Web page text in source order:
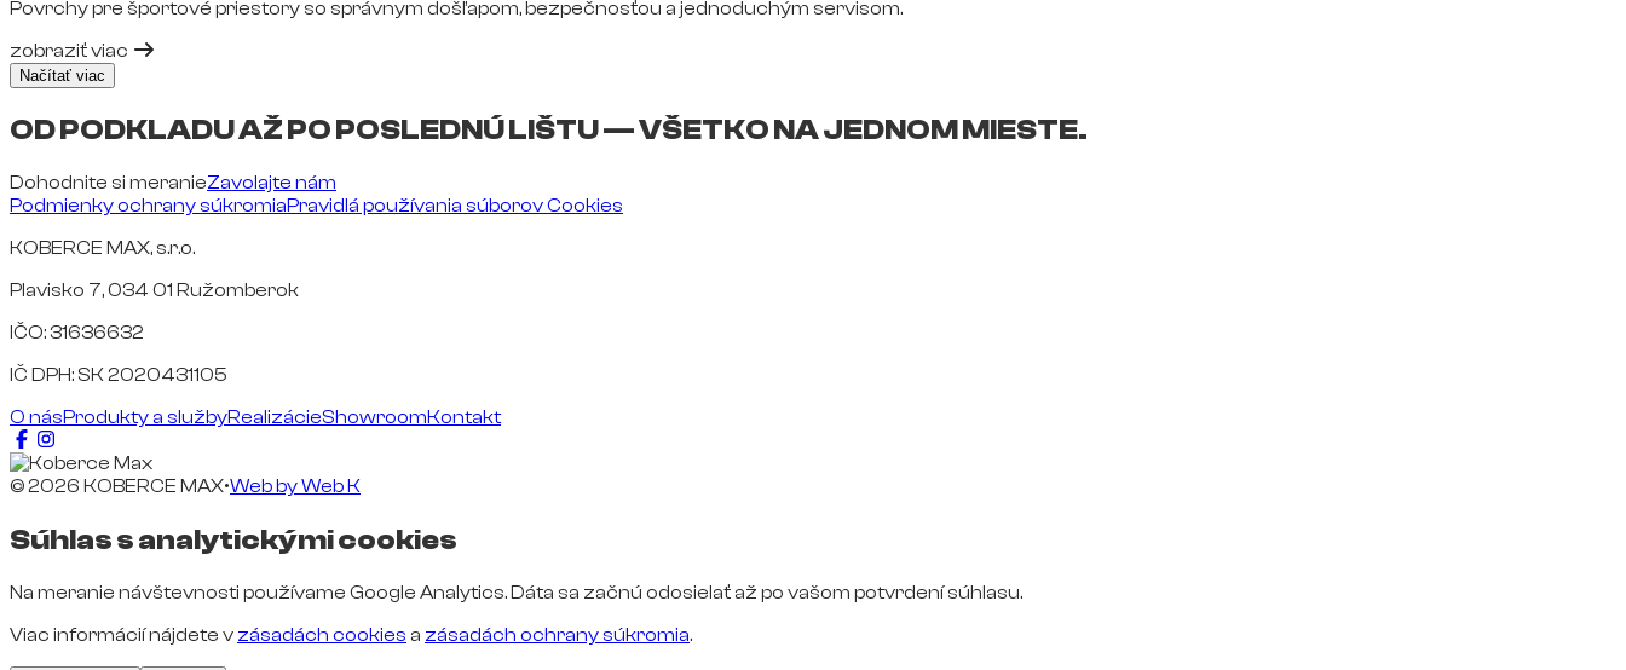
Povrchy pre športové priestory so správnym došľapom, bezpečnosťou a jednoduchým servisom.
zobraziť viac
Načítať viac
OD PODKLADU AŽ PO POSLEDNÚ LIŠTU — VŠETKO NA JEDNOM MIESTE.
Dohodnite si meranieZavolajte nám
Podmienky ochrany súkromiaPravidlá používania súborov Cookies
KOBERCE MAX, s.r.o.
Plavisko 7, 034 01 Ružomberok
IČO: 31636632
IČ DPH: SK 2020431105
O násProdukty a službyRealizácieShowroomKontakt
© 2026 KOBERCE MAX•Web byWeb K
Súhlas s analytickými cookies
Na meranie návštevnosti používame Google Analytics. Dáta sa začnú odosielať až po vašom potvrdení súhlasu.
Viac informácií nájdete v zásadách cookies a zásadách ochrany súkromia.